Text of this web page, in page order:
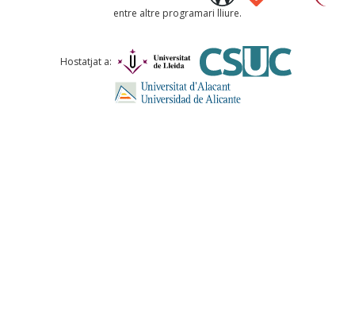
Comentari *
entre altre programari lliure.
Hostatjat a: